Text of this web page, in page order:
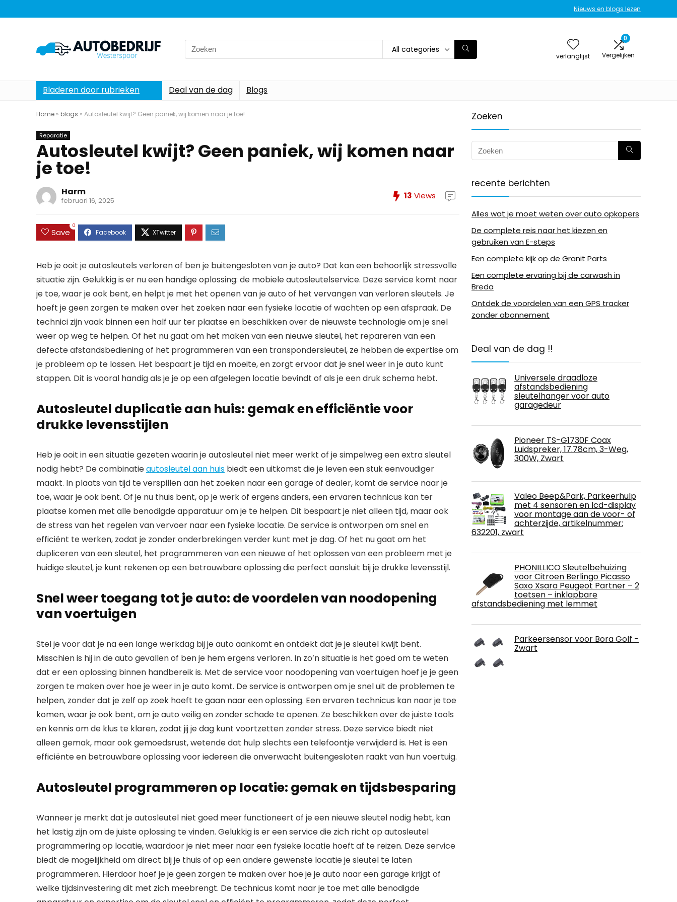
Nieuws en blogs lezen
Search
for:
All categories
verlanglijst
0
Vergelijken
Bladeren door rubrieken Deal van de dag Blogs
Home » blogs » Autosleutel kwijt? Geen paniek, wij komen naar je toe!
Reparatie
Autosleutel kwijt? Geen paniek, wij komen naar
je toe!
Harm
februari 16, 2025 13 Views
Save
0
Heb je ooit je autosleutels verloren of ben je buitengesloten van je auto? Dat kan een behoorlijk stressvolle
situatie zijn. Gelukkig is er nu een handige oplossing: de mobiele autosleutelservice. Deze service komt naar
je toe, waar je ook bent, en helpt je met het openen van je auto of het vervangen van verloren sleutels. Je
hoeft je geen zorgen te maken over het zoeken naar een fysieke locatie of wachten op een afspraak. De
technici zijn vaak binnen een half uur ter plaatse en beschikken over de nieuwste technologie om je snel
weer op weg te helpen. Of het nu gaat om het maken van een nieuwe sleutel, het repareren van een
defecte afstandsbediening of het programmeren van een transpondersleutel, ze hebben de expertise om
je probleem op te lossen. Het bespaart je tijd en moeite, en zorgt ervoor dat je snel weer in je auto kunt
stappen. Dit is vooral handig als je je op een afgelegen locatie bevindt of als je een druk schema hebt.
Autosleutel duplicatie aan huis: gemak en efficiëntie voor
drukke levensstijlen
Heb je ooit in een situatie gezeten waarin je autosleutel niet meer werkt of je simpelweg een extra sleutel
nodig hebt? De combinatieautosleutel aan huis biedt een uitkomst die je leven een stuk eenvoudiger
maakt. In plaats van tijd te verspillen aan het zoeken naar een garage of dealer, komt de service naar je
toe, waar je ook bent. Of je nu thuis bent, op je werk of ergens anders, een ervaren technicus kan ter
plaatse komen met alle benodigde apparatuur om je te helpen. Dit bespaart je niet alleen tijd, maar ook
de stress van het regelen van vervoer naar een fysieke locatie. De service is ontworpen om snel en
efficiënt te werken, zodat je zonder onderbrekingen verder kunt met je dag. Of het nu gaat om het
dupliceren van een sleutel, het programmeren van een nieuwe of het oplossen van een probleem met je
huidige sleutel, je kunt rekenen op een betrouwbare oplossing die perfect aansluit bij je drukke levensstijl.
Snel weer toegang tot je auto: de voordelen van noodopening
van voertuigen
Stel je voor dat je na een lange werkdag bij je auto aankomt en ontdekt dat je je sleutel kwijt bent.
Misschien is hij in de auto gevallen of ben je hem ergens verloren. In zo’n situatie is het goed om te weten
dat er een oplossing binnen handbereik is. Met de service voor noodopening van voertuigen hoef je je geen
zorgen te maken over hoe je weer in je auto komt. De service is ontworpen om je snel uit de problemen te
helpen, zonder dat je zelf op zoek hoeft te gaan naar een oplossing. Een ervaren technicus kan naar je toe
komen, waar je ook bent, om je auto veilig en zonder schade te openen. Ze beschikken over de juiste tools
en kennis om de klus te klaren, zodat jij je dag kunt voortzetten zonder stress. Deze service biedt niet
alleen gemak, maar ook gemoedsrust, wetende dat hulp slechts een telefoontje verwijderd is. Het is een
efficiënte en betrouwbare oplossing voor iedereen die onverwacht buitengesloten raakt van hun voertuig.
Autosleutel programmeren op locatie: gemak en tijdsbesparing
Wanneer je merkt dat je autosleutel niet goed meer functioneert of je een nieuwe sleutel nodig hebt, kan
het lastig zijn om de juiste oplossing te vinden. Gelukkig is er een service die zich richt op autosleutel
programmering op locatie, waardoor je niet meer naar een fysieke locatie hoeft af te reizen. Deze service
biedt de mogelijkheid om direct bij je thuis of op een andere gewenste locatie je sleutel te laten
programmeren. Hierdoor hoef je je geen zorgen te maken over hoe je je auto naar een garage krijgt of
welke tijdsinvestering dit met zich meebrengt. De technicus komt naar je toe met alle benodigde
Zoeken
recente berichten
Alles wat je moet weten over auto opkopers
De complete reis naar het kiezen en
gebruiken van E-steps
Een complete kijk op de Granit Parts
Een complete ervaring bij de carwash in
Breda
Ontdek de voordelen van een GPS tracker
zonder abonnement
Deal van de dag !!
Universele draadloze
afstandsbediening
sleutelhanger voor auto
garagedeur
Pioneer TS-G1730F Coax
Luidspreker, 17.78cm, 3-Weg,
300W, Zwart
Valeo Beep&Park, Parkeerhulp
met 4 sensoren en lcd-display
voor montage aan de voor- of
achterzijde, artikelnummer:
632201, zwart
PHONILLICO Sleutelbehuizing
voor Citroen Berlingo Picasso
Saxo Xsara Peugeot Partner – 2
toetsen – inklapbare
afstandsbediening met lemmet
Parkeersensor voor Bora Golf -
Zwart